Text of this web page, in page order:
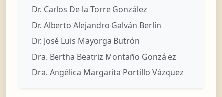
Dr. Carlos De la Torre González
Dr. Alberto Alejandro Galván Berlín
Dr. José Luis Mayorga Butrón
Dra. Bertha Beatriz Montaño González
Dra. Angélica Margarita Portillo Vázquez